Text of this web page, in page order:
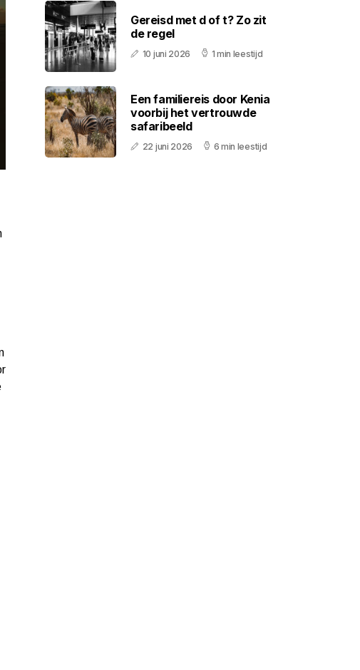
Gereisd met d of t? Zo zit
de regel
10 juni 2026 1 min leestijd
Een familiereis door Kenia
voorbij het vertrouwde
safaribeeld
22 juni 2026 6 min leestijd